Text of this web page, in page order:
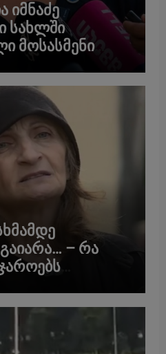
იმნაძე
სახლში
მოსასმენი
– რა